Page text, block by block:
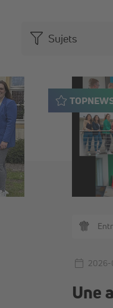
Sujets
2026-
Une